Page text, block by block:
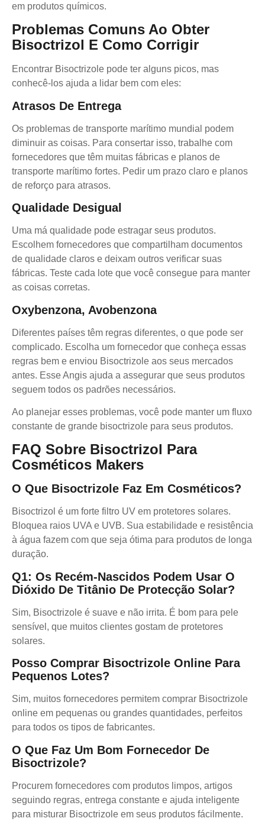
em produtos químicos.
Problemas Comuns Ao Obter
Bisoctrizol E Como Corrigir
Encontrar Bisoctrizole pode ter alguns picos, mas
conhecê-los ajuda a lidar bem com eles:
Atrasos De Entrega
Os problemas de transporte marítimo mundial podem
diminuir as coisas. Para consertar isso, trabalhe com
fornecedores que têm muitas fábricas e planos de
transporte marítimo fortes. Pedir um prazo claro e planos
de reforço para atrasos.
Qualidade Desigual
Uma má qualidade pode estragar seus produtos.
Escolhem fornecedores que compartilham documentos
de qualidade claros e deixam outros verificar suas
fábricas. Teste cada lote que você consegue para manter
as coisas corretas.
Oxybenzona, Avobenzona
Diferentes países têm regras diferentes, o que pode ser
complicado. Escolha um fornecedor que conheça essas
regras bem e enviou Bisoctrizole aos seus mercados
antes. Esse Angis ajuda a assegurar que seus produtos
seguem todos os padrões necessários.
Ao planejar esses problemas, você pode manter um fluxo
constante de grande bisoctrizole para seus produtos.
FAQ Sobre Bisoctrizol Para
Cosméticos Makers
O Que Bisoctrizole Faz Em Cosméticos?
Bisoctrizol é um forte filtro UV em protetores solares.
Bloquea raios UVA e UVB. Sua estabilidade e resistência
à água fazem com que seja ótima para produtos de longa
duração.
Q1: Os Recém-Nascidos Podem Usar O
Dióxido De Titânio De Protecção Solar?
Sim, Bisoctrizole é suave e não irrita. É bom para pele
sensível, que muitos clientes gostam de protetores
solares.
Posso Comprar Bisoctrizole Online Para
Pequenos Lotes?
Sim, muitos fornecedores permitem comprar Bisoctrizole
online em pequenas ou grandes quantidades, perfeitos
para todos os tipos de fabricantes.
O Que Faz Um Bom Fornecedor De
Bisoctrizole?
Procurem fornecedores com produtos limpos, artigos
seguindo regras, entrega constante e ajuda inteligente
para misturar Bisoctrizole em seus produtos fácilmente.